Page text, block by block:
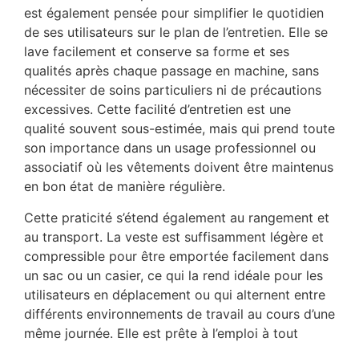
est également pensée pour simplifier le quotidien
de ses utilisateurs sur le plan de l’entretien. Elle se
lave facilement et conserve sa forme et ses
qualités après chaque passage en machine, sans
nécessiter de soins particuliers ni de précautions
excessives. Cette facilité d’entretien est une
qualité souvent sous-estimée, mais qui prend toute
son importance dans un usage professionnel ou
associatif où les vêtements doivent être maintenus
en bon état de manière régulière.
Cette praticité s’étend également au rangement et
au transport. La veste est suffisamment légère et
compressible pour être emportée facilement dans
un sac ou un casier, ce qui la rend idéale pour les
utilisateurs en déplacement ou qui alternent entre
différents environnements de travail au cours d’une
même journée. Elle est prête à l’emploi à tout